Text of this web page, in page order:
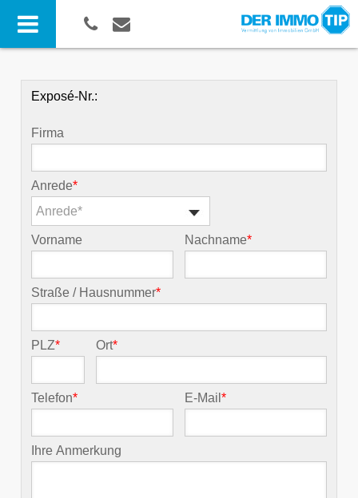
Exposé-Nr.:
Firma
Anrede*
Anrede*
Vorname Nachname*
Straße / Hausnummer*
PLZ* Ort*
Telefon* E-Mail*
Ihre Anmerkung